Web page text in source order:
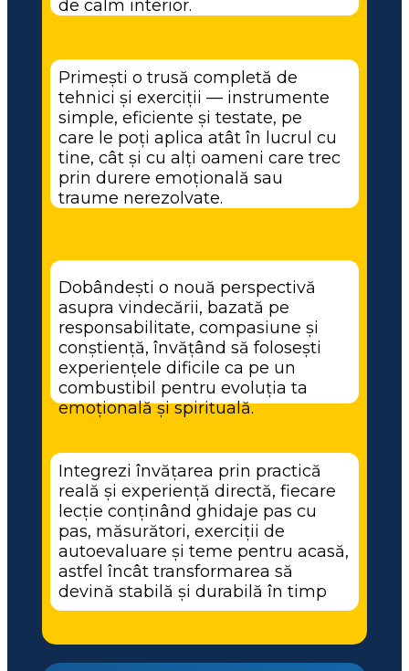
de calm interior.
Primești o trusă completă de
tehnici și exerciții — instrumente
simple, eficiente și testate, pe
care le poți aplica atât în lucrul cu
tine, cât și cu alți oameni care trec
prin durere emoțională sau
traume nerezolvate.
Dobândești o nouă perspectivă
asupra vindecării, bazată pe
responsabilitate, compasiune și
conștiență, învățând să folosești
experiențele dificile ca pe un
combustibil pentru evoluția ta
emoțională și spirituală.
Integrezi învățarea prin practică
reală și experiență directă, fiecare
lecție conținând ghidaje pas cu
pas, măsurători, exerciții de
autoevaluare și teme pentru acasă,
astfel încât transformarea să
devină stabilă și durabilă în timp